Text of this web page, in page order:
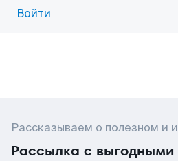
Войти
Рассказываем о полезном и
Рассылка с